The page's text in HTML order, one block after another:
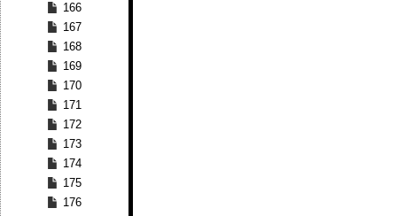
166
167
168
169
170
171
172
173
174
175
176